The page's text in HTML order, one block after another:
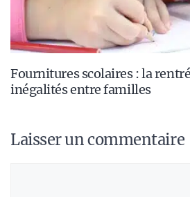
Fournitures scolaires : la
inégalités entre familles
Laisser un commentaire